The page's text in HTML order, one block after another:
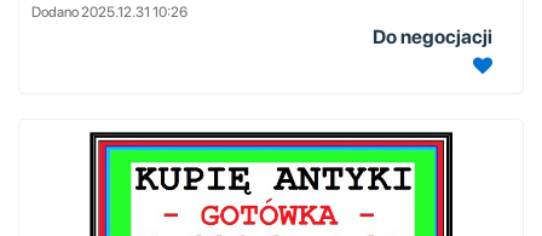
Dodano 2025.12.31 10:26
Do negocjacji